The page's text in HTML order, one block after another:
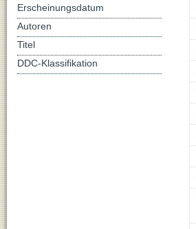
Erscheinungsdatum
Autoren
Titel
DDC-Klassifikation